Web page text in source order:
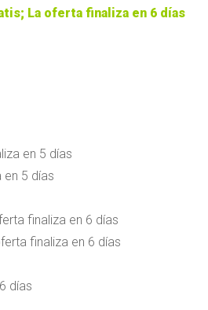
La oferta finaliza en 6 días
en 5 días
en 5 días
finaliza en 6 días
finaliza en 6 días
días